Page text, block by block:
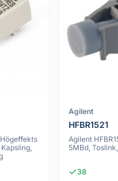
Agilent
HFBR1521
Agilent
5MBd,
38